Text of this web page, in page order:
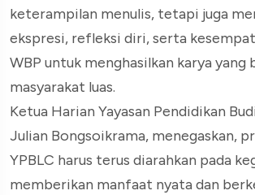
keterampilan menulis, tetapi juga
ekspresi, refleksi diri, serta
WBP untuk menghasilkan karya yang
masyarakat luas.
Ketua Harian Yayasan Pendidikan
Julian Bongsoikrama, menegaskan,
YPBLC harus terus diarahkan pada
memberikan manfaat nyata dan